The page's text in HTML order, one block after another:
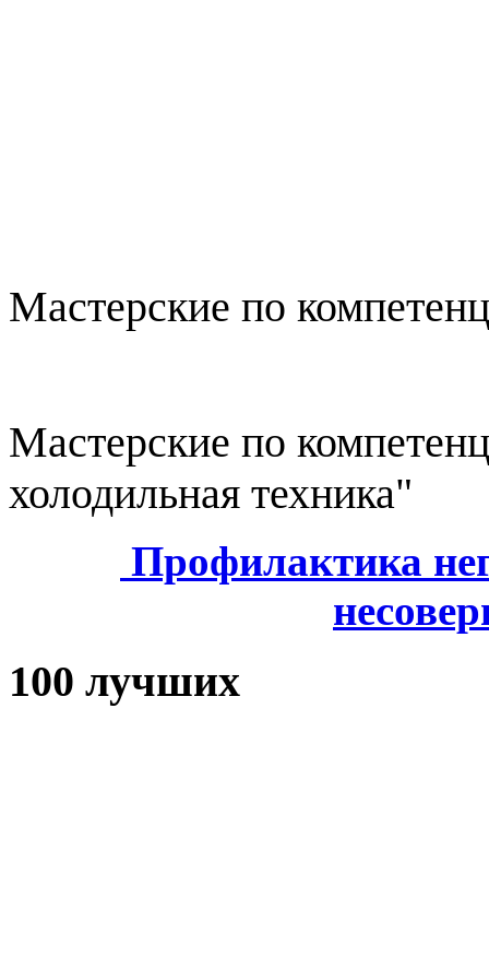
Мастерские по
Мастерские по
холодильная техника"
Профилактика
100 лучших